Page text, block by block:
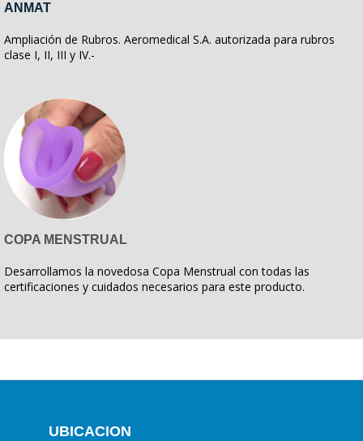
ANMAT
Ampliación de Rubros. Aeromedical S.A. autorizada para rubros
clase I, II, III y IV.-
COPA MENSTRUAL
Desarrollamos la novedosa Copa Menstrual con todas las
certificaciones y cuidados necesarios para este producto.
UBICACION